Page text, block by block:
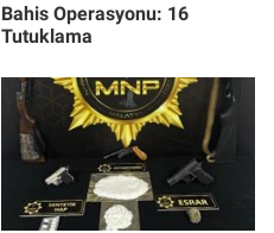
Bahis Operasyonu: 16
Tutuklama